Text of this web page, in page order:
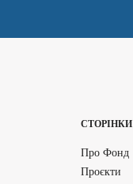
СТОРІНКИ
Про Фонд
Проєкти